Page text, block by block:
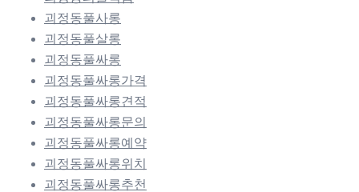
괴정동풀사롱
괴정동풀살롱
괴정동풀싸롱
괴정동풀싸롱가격
괴정동풀싸롱견적
괴정동풀싸롱문의
괴정동풀싸롱예약
괴정동풀싸롱위치
괴정동풀싸롱추천